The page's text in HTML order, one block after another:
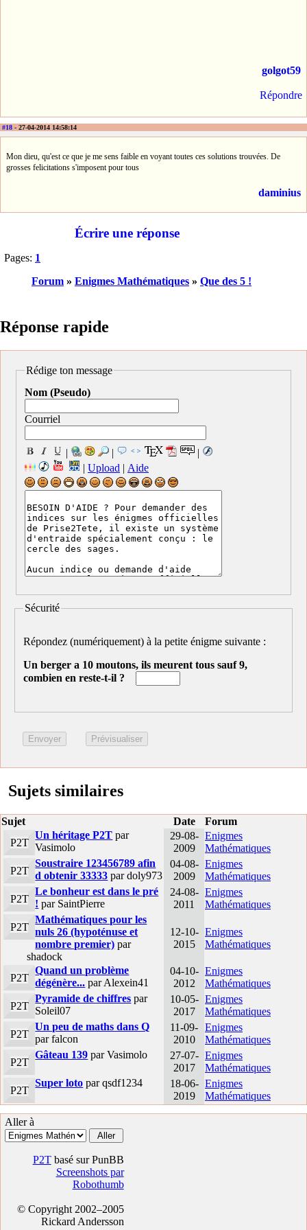
golgot59
Répondre
#18 - 27-04-2014 14:58:14
Mon dieu, qu'est ce que je me sens faible en voyant toutes ces solutions trouvées. De
grosses felicitations s'imposent pour tous
daminius
Écrire une réponse
Pages: 1
Forum » Enigmes Mathématiques » Que des 5 !
Réponse rapide
Rédige ton message
Nom (Pseudo)
Courriel
| |
|
| Upload | Aide
Sécurité
Répondez (numériquement) à la petite énigme suivante :
Un berger a 10 moutons, ils meurent tous sauf 9,
combien en reste-t-il ?
Sujets similaires
Sujet Date
Forum
P2T
Un héritage P2T par
Vasimolo
29-08-
2009
Enigmes
Mathématiques
P2T
Soustraire 123456789 afin
d obtenir 33333 par doly973
04-08-
2009
Enigmes
Mathématiques
P2T
Le bonheur est dans le pré
! par SaintPierre
24-08-
2011
Enigmes
Mathématiques
P2T
Mathématiques pour les
nuls 26 (hypoténuse et
nombre premier) par
shadock
12-10-
2015
Enigmes
Mathématiques
P2T
Quand un problème
dégénère... par Alexein41
04-10-
2012
Enigmes
Mathématiques
P2T
Pyramide de chiffres par
Soleil07
10-05-
2017
Enigmes
Mathématiques
P2T
Un peu de maths dans Q
par falcon
11-09-
2010
Enigmes
Mathématiques
P2T
Gâteau 139 par Vasimolo
27-07-
2017
Enigmes
Mathématiques
P2T
Super loto par qsdf1234
18-06-
2019
Enigmes
Mathématiques
Aller à
P2Tbasé sur PunBB
Screenshots par
Robothumb
© Copyright 2002–2005
Rickard Andersson